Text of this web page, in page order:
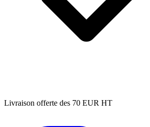
Livraison offerte des 70 EUR HT